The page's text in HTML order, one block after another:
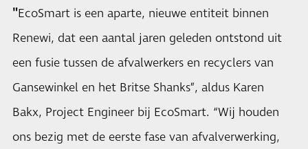
"EcoSmart is een aparte, nieuwe entiteit binnen
Renewi, dat een aantal jaren geleden ontstond uit
een fusie tussen de afvalwerkers en recyclers van
Gansewinkel en het Britse Shanks”, aldus Karen
Bakx, Project Engineer bij EcoSmart. “Wij houden
ons bezig met de eerste fase van afvalverwerking,